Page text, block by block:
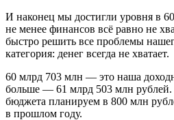
И наконец мы достигли уровня в
не менее финансов всё равно не
быстро решить все проблемы
категория: денег всегда не хватает.
60 млрд 703 млн — это наша
больше — 61 млрд 503 млн
бюджета планируем в 800 млн
в прошлом году.